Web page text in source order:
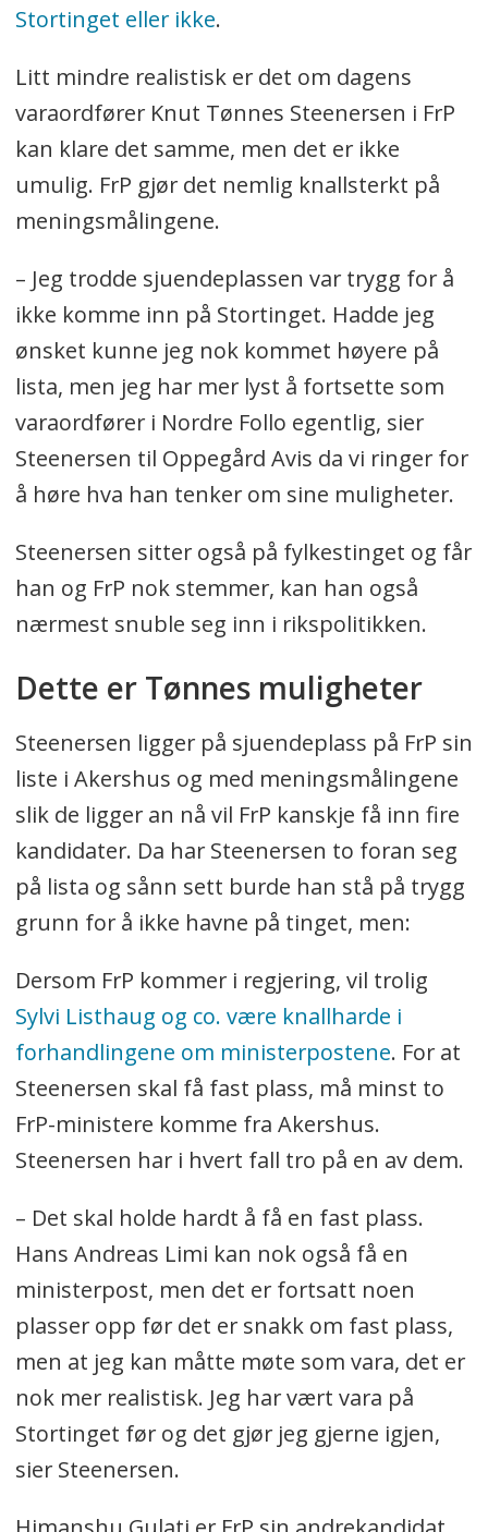
Stortinget eller ikke.
Litt mindre realistisk er det om dagens
varaordfører Knut Tønnes Steenersen i FrP
kan klare det samme, men det er ikke
umulig. FrP gjør det nemlig knallsterkt på
meningsmålingene.
– Jeg trodde sjuendeplassen var trygg for å
ikke komme inn på Stortinget. Hadde jeg
ønsket kunne jeg nok kommet høyere på
lista, men jeg har mer lyst å fortsette som
varaordfører i Nordre Follo egentlig, sier
Steenersen til Oppegård Avis da vi ringer for
å høre hva han tenker om sine muligheter.
Steenersen sitter også på fylkestinget og får
han og FrP nok stemmer, kan han også
nærmest snuble seg inn i rikspolitikken.
Dette er Tønnes muligheter
Steenersen ligger på sjuendeplass på FrP sin
liste i Akershus og med meningsmålingene
slik de ligger an nå vil FrP kanskje få inn fire
kandidater. Da har Steenersen to foran seg
på lista og sånn sett burde han stå på trygg
grunn for å ikke havne på tinget, men:
Dersom FrP kommer i regjering, vil trolig
Sylvi Listhaug og co. være knallharde i
forhandlingene om ministerpostene. For at
Steenersen skal få fast plass, må minst to
FrP-ministere komme fra Akershus.
Steenersen har i hvert fall tro på en av dem.
– Det skal holde hardt å få en fast plass.
Hans Andreas Limi kan nok også få en
ministerpost, men det er fortsatt noen
plasser opp før det er snakk om fast plass,
men at jeg kan måtte møte som vara, det er
nok mer realistisk. Jeg har vært vara på
Stortinget før og det gjør jeg gjerne igjen,
sier Steenersen.